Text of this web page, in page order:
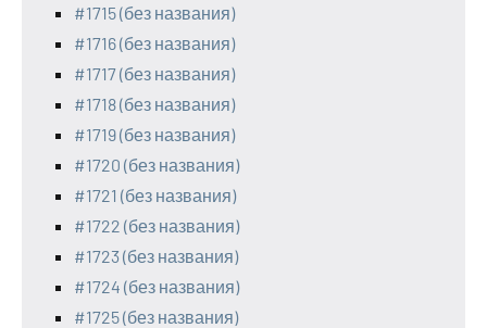
#1715 (без названия)
#1716 (без названия)
#1717 (без названия)
#1718 (без названия)
#1719 (без названия)
#1720 (без названия)
#1721 (без названия)
#1722 (без названия)
#1723 (без названия)
#1724 (без названия)
#1725 (без названия)